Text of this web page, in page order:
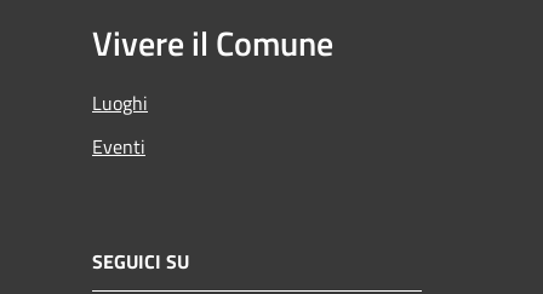
Vivere il Comune
Luoghi
Eventi
SEGUICI SU